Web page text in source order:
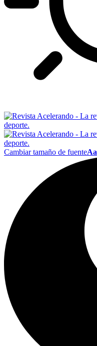
Cambiar tamaño de fuenteAa